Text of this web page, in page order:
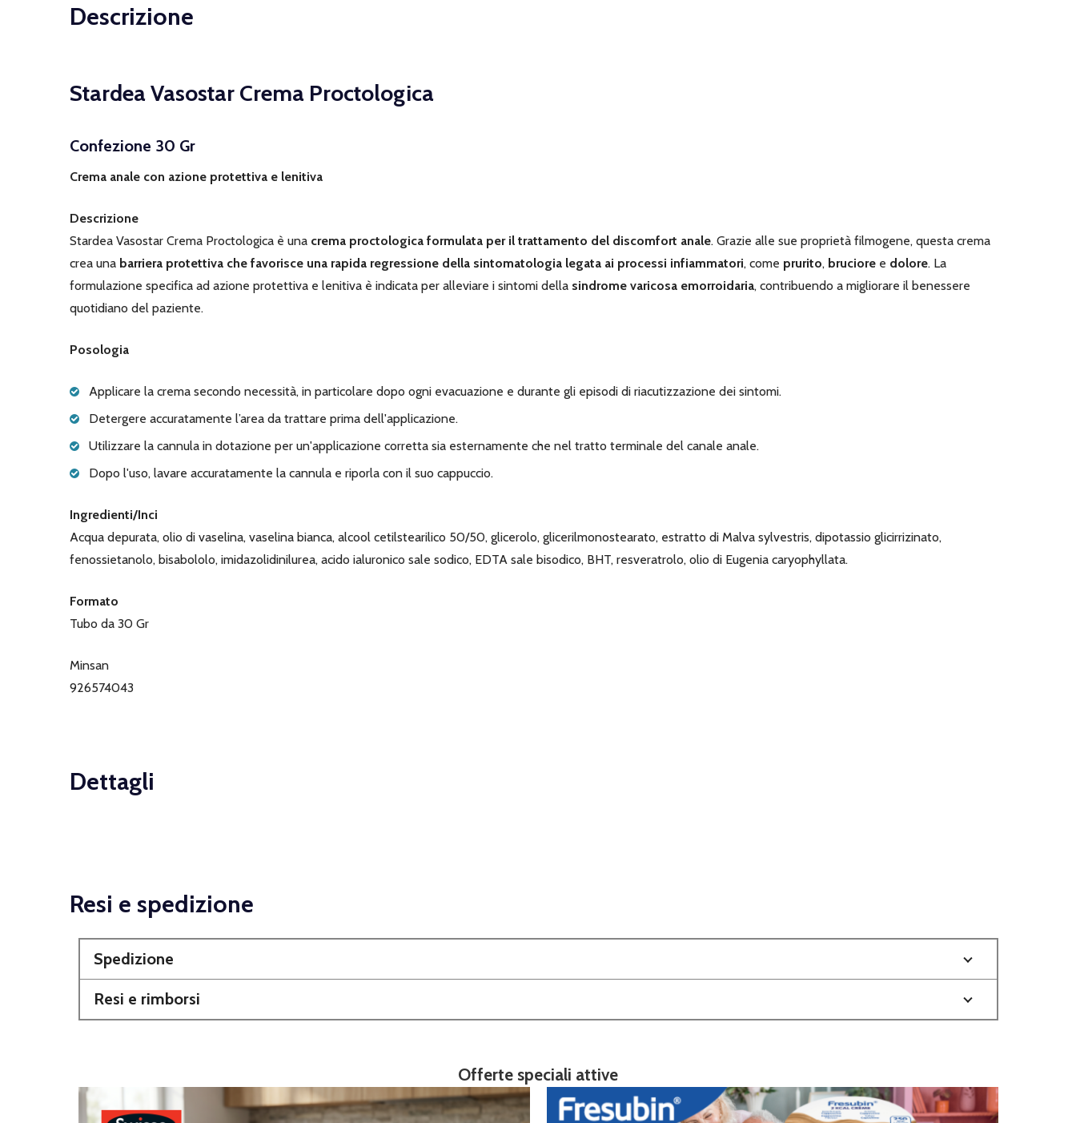
Descrizione
Stardea Vasostar Crema Proctologica
Confezione 30 Gr
Crema anale con azione protettiva e lenitiva
Descrizione
Stardea Vasostar Crema Proctologica è una crema proctologica formulata per il trattamento del discomfort anale. Grazie alle sue proprietà filmogene, questa crema
crea una barriera protettiva che favorisce una rapida regressione della sintomatologia legata ai processi infiammatori, come prurito, bruciore e dolore. La
formulazione specifica ad azione protettiva e lenitiva è indicata per alleviare i sintomi della sindrome varicosa emorroidaria, contribuendo a migliorare il benessere
quotidiano del paziente.
Posologia
Applicare la crema secondo necessità, in particolare dopo ogni evacuazione e durante gli episodi di riacutizzazione dei sintomi.
Detergere accuratamente l’area da trattare prima dell'applicazione.
Utilizzare la cannula in dotazione per un'applicazione corretta sia esternamente che nel tratto terminale del canale anale.
Dopo l'uso, lavare accuratamente la cannula e riporla con il suo cappuccio.
Ingredienti/Inci
Acqua depurata, olio di vaselina, vaselina bianca, alcool cetilstearilico 50/50, glicerolo, glicerilmonostearato, estratto di Malva sylvestris, dipotassio glicirrizinato,
fenossietanolo, bisabololo, imidazolidinilurea, acido ialuronico sale sodico, EDTA sale bisodico, BHT, resveratrolo, olio di Eugenia caryophyllata.
Formato
Tubo da 30 Gr
Minsan
926574043
Dettagli
Resi e spedizione
Spedizione
Resi e rimborsi
Offerte speciali attive